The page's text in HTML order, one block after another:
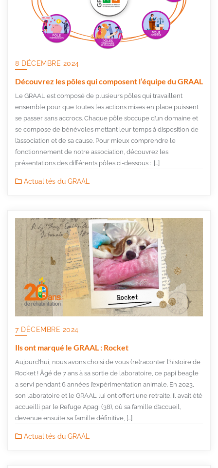
8 DÉCEMBRE 2024
Découvrez les pôles qui composent l’équipe du GRAAL
Le GRAAL est composé de plusieurs pôles qui travaillent
ensemble pour que toutes les actions mises en place puissent
se passer sans accrocs. Chaque pôle s’occupe d’un domaine et
se compose de bénévoles mettant leur temps à disposition de
l’association et de sa cause. Pour mieux comprendre le
fonctionnement de notre association, découvrez les
présentations des différents pôles ci-dessous : […]
Actualités du GRAAL
7 DÉCEMBRE 2024
Ils ont marqué le GRAAL : Rocket
Aujourd’hui, nous avons choisi de vous (re)raconter l’histoire de
Rocket ! Âgé de 7 ans à sa sortie de laboratoire, ce papi beagle
a servi pendant 6 années l’expérimentation animale. En 2023,
son laboratoire et le GRAAL lui ont offert une retraite. Il avait été
accueilli par le Refuge Apagi (38), où sa famille d’accueil,
devenue ensuite sa famille définitive, […]
Actualités du GRAAL